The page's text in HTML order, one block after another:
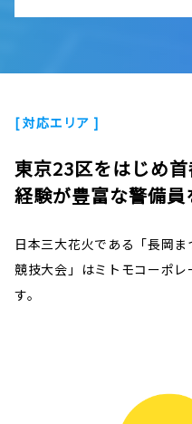
[ 対応エリア ]
東京23区をはじめ
経験が豊富な警備員
日本三大花火である「長岡
競技大会」はミトモコーポ
す。